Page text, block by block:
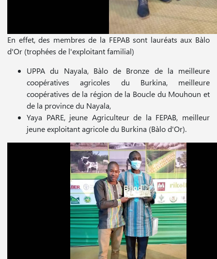
En effet, des membres de la FEPAB sont lauréats aux Bàlo
d'Or (trophées de l'exploitant familial)
UPPA du Nayala, Bàlo de Bronze de la meilleure
coopératives agricoles du Burkina, meilleure
coopératives de la région de la Boucle du Mouhoun et
de la province du Nayala,
Yaya PARE, jeune Agriculteur de la FEPAB, meilleur
jeune exploitant agricole du Burkina (Bàlo d'Or).